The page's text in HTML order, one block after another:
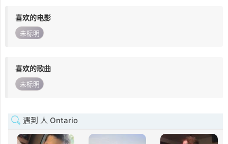
喜欢的电影
未标明
喜欢的歌曲
未标明
遇到 人 Ontario